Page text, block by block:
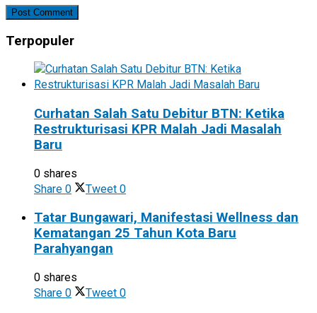
Terpopuler
Curhatan Salah Satu Debitur BTN: Ketika
Restrukturisasi KPR Malah Jadi Masalah
Baru
0 shares
Share 0 Tweet 0
Tatar Bungawari, Manifestasi Wellness dan
Kematangan 25 Tahun Kota Baru
Parahyangan
0 shares
Share 0 Tweet 0